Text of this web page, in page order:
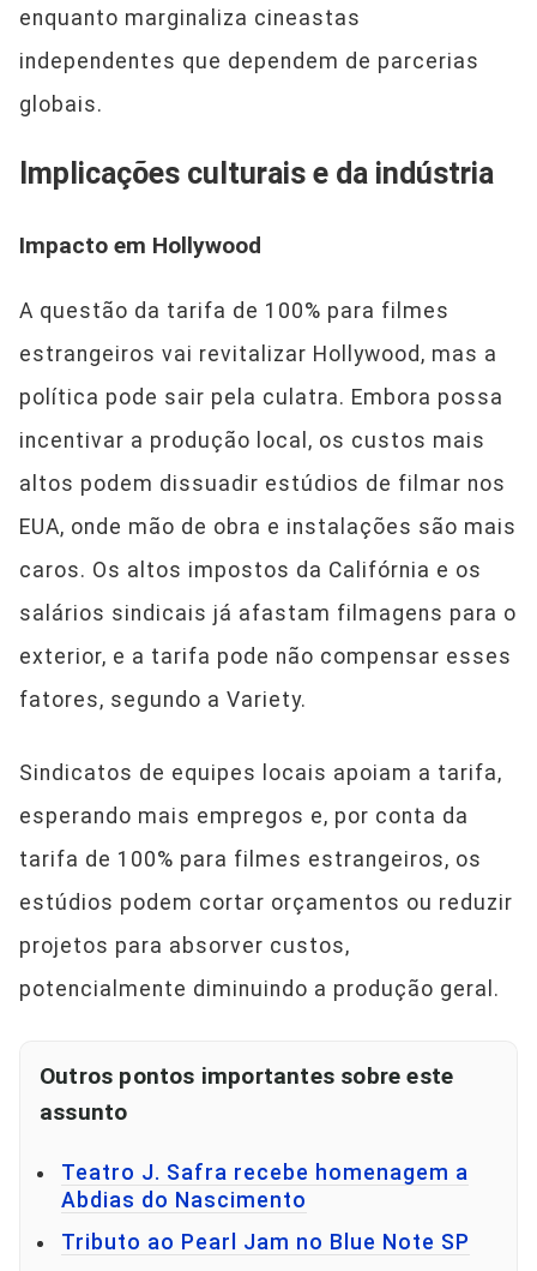
enquanto marginaliza cineastas
independentes que dependem de parcerias
globais.
Implicações culturais e da indústria
Impacto em Hollywood
A questão da tarifa de 100% para filmes
estrangeiros vai revitalizar Hollywood, mas a
política pode sair pela culatra. Embora possa
incentivar a produção local, os custos mais
altos podem dissuadir estúdios de filmar nos
EUA, onde mão de obra e instalações são mais
caros. Os altos impostos da Califórnia e os
salários sindicais já afastam filmagens para o
exterior, e a tarifa pode não compensar esses
fatores, segundo a Variety.
Sindicatos de equipes locais apoiam a tarifa,
esperando mais empregos e, por conta da
tarifa de 100% para filmes estrangeiros, os
estúdios podem cortar orçamentos ou reduzir
projetos para absorver custos,
potencialmente diminuindo a produção geral.
Outros pontos importantes sobre este
assunto
Teatro J. Safra recebe homenagem a
Abdias do Nascimento
Tributo ao Pearl Jam no Blue Note SP